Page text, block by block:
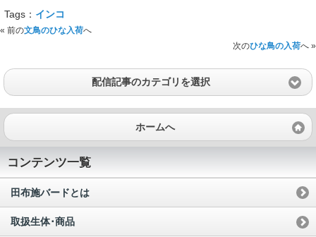
Tags： インコ
« 前の文鳥のひな入荷へ
次のひな鳥の入荷へ »
配信記事のカテゴリを選択
ホームへ
コンテンツ一覧
田布施バードとは
取扱生体･商品